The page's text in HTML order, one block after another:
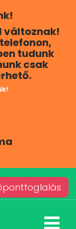
változnak!
tudunk
csak